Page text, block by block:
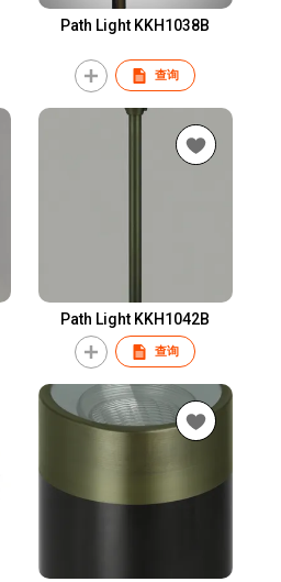
Path Light KKH1038B
查询
Path Light KKH1042B
查询